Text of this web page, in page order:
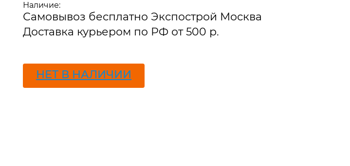
Наличие:
Самовывоз бесплатно Экспострой Москва
Доставка курьером по РФ от 500 р.
НЕТ В НАЛИЧИИ